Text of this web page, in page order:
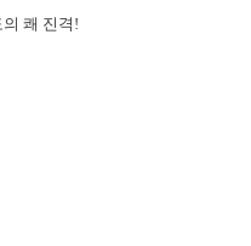
쾌 진격!